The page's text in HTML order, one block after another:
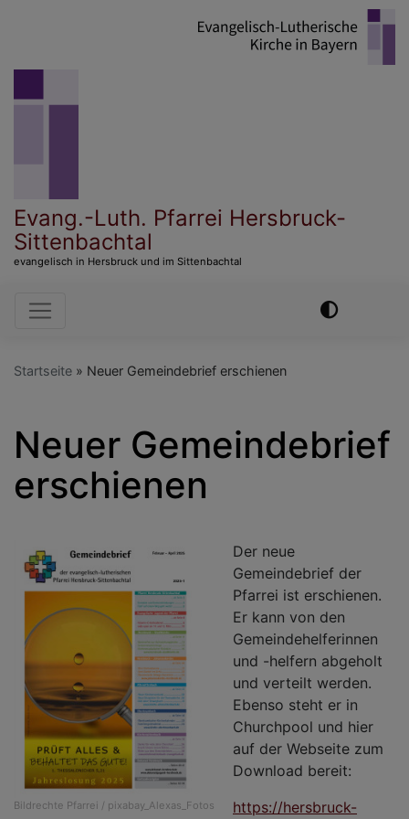
Evang.-Luth. Pfarrei Hersbruck-
Sittenbachtal
evangelisch in Hersbruck und im Sittenbachtal
Hauptnavigation
Startseite Neuer Gemeindebrief erschienen
Neuer Gemeindebrief
erschienen
Bildrechte Pfarrei / pixabay_Alexas_Fotos
Der neue
Gemeindebrief der
Pfarrei ist erschienen.
Er kann von den
Gemeindehelferinnen
und -helfern abgeholt
und verteilt werden.
Ebenso steht er in
Churchpool und hier
auf der Webseite zum
Download bereit:
https://hersbruck-